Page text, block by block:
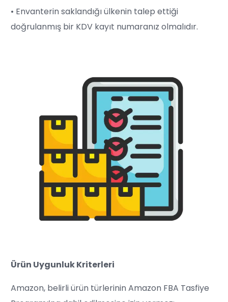
• Envanterin saklandığı ülkenin talep ettiği
doğrulanmış bir KDV kayıt numaranız olmalıdır.
Ürün Uygunluk Kriterleri
Amazon, belirli ürün türlerinin Amazon FBA Tasfiye